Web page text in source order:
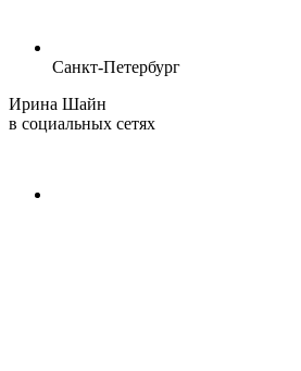
Санкт-Петербург
Ирина Шайн
в социальных сетях